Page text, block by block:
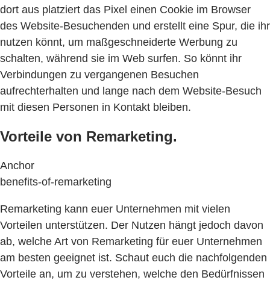
dort aus platziert das Pixel einen Cookie im Browser
des Website-Besuchenden und erstellt eine Spur, die ihr
nutzen könnt, um maßgeschneiderte Werbung zu
schalten, während sie im Web surfen. So könnt ihr
Verbindungen zu vergangenen Besuchen
aufrechterhalten und lange nach dem Website-Besuch
mit diesen Personen in Kontakt bleiben.
Vorteile von Remarketing.
Anchor
benefits-of-remarketing
Remarketing kann euer Unternehmen mit vielen
Vorteilen unterstützen. Der Nutzen hängt jedoch davon
ab, welche Art von Remarketing für euer Unternehmen
am besten geeignet ist. Schaut euch die nachfolgenden
Vorteile an, um zu verstehen, welche den Bedürfnissen